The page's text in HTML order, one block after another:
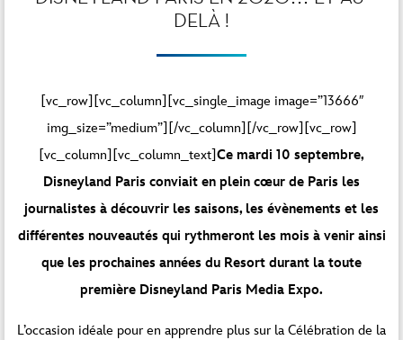
DELÀ !
[vc_row][vc_column][vc_single_image image=”13666″
img_size=”medium”][/vc_column][/vc_row][vc_row]
[vc_column][vc_column_text]Ce mardi 10 septembre,
Disneyland Paris conviait en plein cœur de Paris les
journalistes à découvrir les saisons, les évènements et les
différentes nouveautés qui rythmeront les mois à venir ainsi
que les prochaines années du Resort durant la toute
première Disneyland Paris Media Expo.
L’occasion idéale pour en apprendre plus sur la Célébration de la